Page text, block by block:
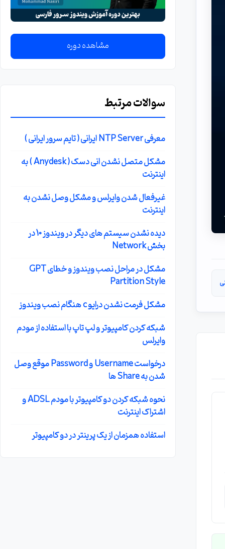
مشاهده دوره
سوالات مرتبط
معرفی NTP Server ایرانی ( تایم سرور ایرانی )
مشکل متصل نشدن انی دسک ( Anydesk ) به
اینترنت
غیرفعال شدن وایرلس و مشکل وصل نشدن به
اینترنت
دیده نشدن سیستم های دیگر در ویندوز 10 در
بخش Network
مشکل در مراحل نصب ویندوز و خطای GPT
Partition Style
مشکل فرمت نشدن درایو c هنگام نصب ویندوز
شبکه کردن کامپیوتر و لپ تاپ با استفاده از مودم
وایرلس
درخواست Username و Password موقع وصل
شدن به Share ها
نحوه شبکه کردن دو کامپیوتر با مودم ADSL و
اشتراک اینترنت
استفاده همزمان از یک پرینتر در دو کامپیوتر